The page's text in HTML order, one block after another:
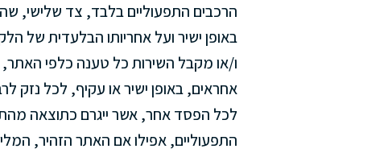
הרכבים התפעוליים בלבד, צד שלישי,
באופן ישיר ועל אחריותו הבלעדית של
ו/או מקבל השירות כל טענה כלפי האתר,
אחראים, באופן ישיר או עקיף, לכל נזק
לכל הפסד אחר, אשר ייגרם כתוצאה
התפעוליים, אפילו אם האתר הזהיר,